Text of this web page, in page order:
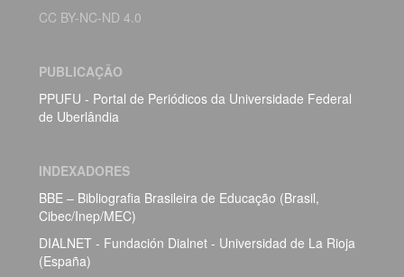
CC BY-NC-ND 4.0
PUBLICAÇÃO
PPUFU - Portal de Periódicos da Universidade Federal
de Uberlândia
INDEXADORES
BBE – Bibliografia Brasileira de Educação (Brasil,
Cibec/Inep/MEC)
DIALNET - Fundación Dialnet - Universidad de La Rioja
(España)